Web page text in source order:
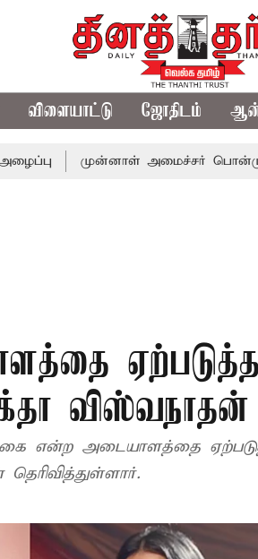
விளையாட்டு ஜோதிடம்
முன்னாள் அமைச்சர் பொன்முடிக்கு
ஏற்படுத்த
விஸ்வநாதன்
என்ற அடையாளத்தை